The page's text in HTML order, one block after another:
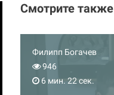
Смотрите также
Филипп Богачев
946
6 мин. 22 сек.